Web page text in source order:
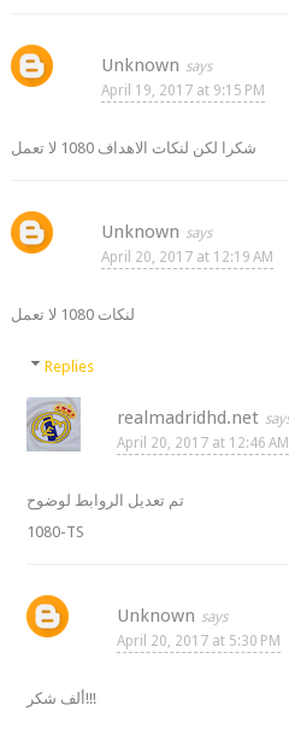
Unknown
April 19, 2017 at 9:15 PM
شكرا لكن لنكات الاهداف 1080 لا تعمل
Unknown
April 20, 2017 at 12:19 AM
لنكات 1080 لا تعمل
Replies
realmadridhd.net
April 20, 2017 at 12:46 AM
تم تعديل الروابط لوضوح
1080-TS
Unknown
April 20, 2017 at 5:30 PM
ألف شكر!!!